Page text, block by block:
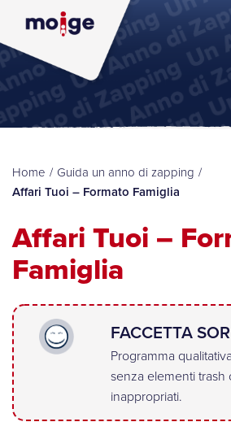
Home / Guida un anno di zapping /
Affari Tuoi – Formato Famiglia
Affari Tuoi –
Famiglia
FACCETTA
Programma
senza elementi trash
inappropriati.